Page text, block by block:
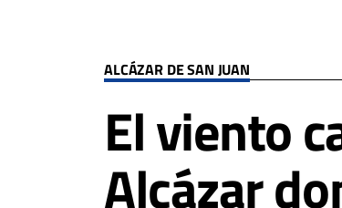
ALCÁZAR DE SAN JUAN
El viento
Alcázar